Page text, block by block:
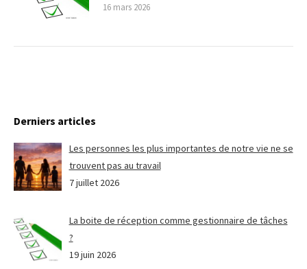
16 mars 2026
Derniers articles
Les personnes les plus importantes de notre vie ne se
trouvent pas au travail
7 juillet 2026
La boite de réception comme gestionnaire de tâches
?
19 juin 2026